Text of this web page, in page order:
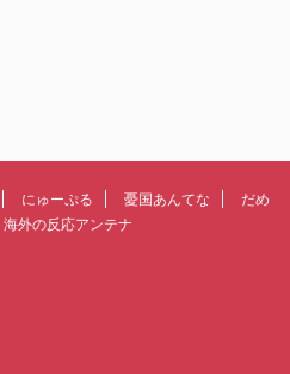
にゅーぷる 憂国あんてな
だめ
海外の反応アンテナ